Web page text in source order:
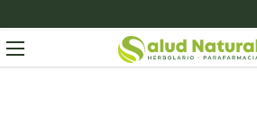
Ir al contenido